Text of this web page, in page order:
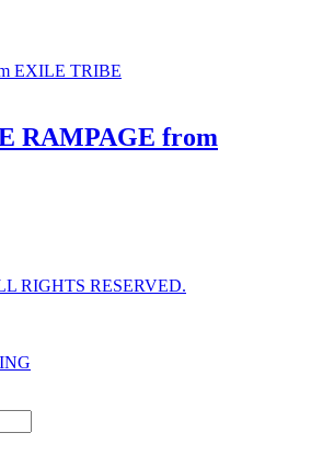
RAMPAGE from
RIGHTS RESERVED.